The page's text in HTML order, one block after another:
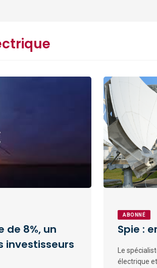
de 8%, un
investisseurs
ABONNÉ
Spie :
Le
électrique